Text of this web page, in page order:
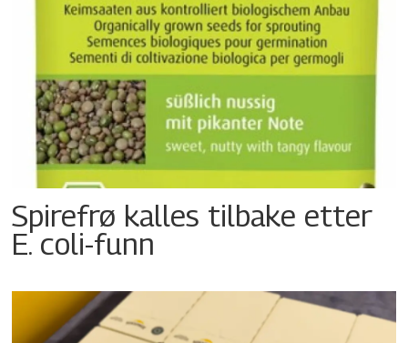
Spirefrø kalles tilbake etter
E. coli-funn